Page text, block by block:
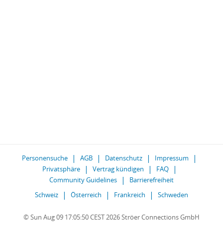
Personensuche AGB Datenschutz
Impressum
Privatsphäre
Vertrag kündigen
FAQ
Community Guidelines
Barrierefreiheit
Schweiz
Österreich Frankreich Schweden
© Sun Aug 09 17:05:50 CEST 2026 Ströer Connections GmbH